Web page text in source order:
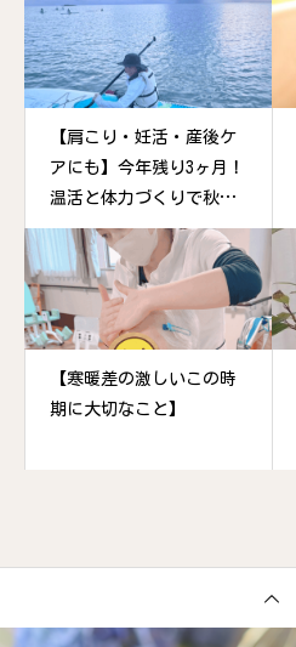
【肩こり・妊活・産後ケ
アにも】今年残り3ヶ月！
温活と体力づくりで秋冬
を元気に過ごしましょう
【寒暖差の激しいこの時
期に大切なこと】